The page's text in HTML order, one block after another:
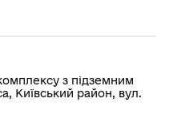
з підземним
Київський район, вул.